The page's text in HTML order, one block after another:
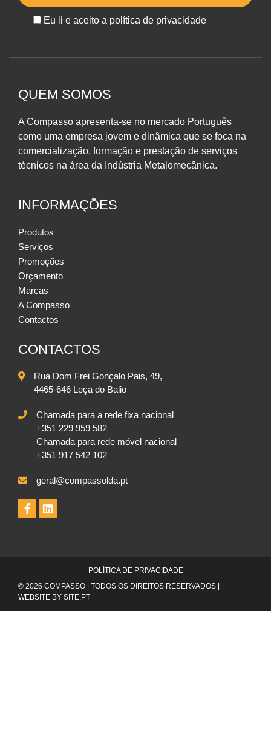
Eu li e aceito a política de privacidade
QUEM SOMOS
A Compasso apresenta-se no mercado Português
como uma empresa jovem e dinâmica que se foca na
comercialização, formação e prestação de serviços
técnicos na área da Indústria Metalomecânica.
INFORMAÇÕES
Produtos
Serviços
Promoções
Orçamento
Marcas
A Compasso
Contactos
CONTACTOS
Rua Dom Frei Gonçalo Pais, 49,
4465-646 Leça do Balio
Chamada para a rede fixa nacional
+351 229 959 582
Chamada para rede móvel nacional
+351 917 542 102
geral@compassolda.pt
© 2026 COMPASSO | TODOS OS DIREITOS RESERVADOS |
WEBSITE BY SITE.PT
POLÍTICA DE PRIVACIDADE